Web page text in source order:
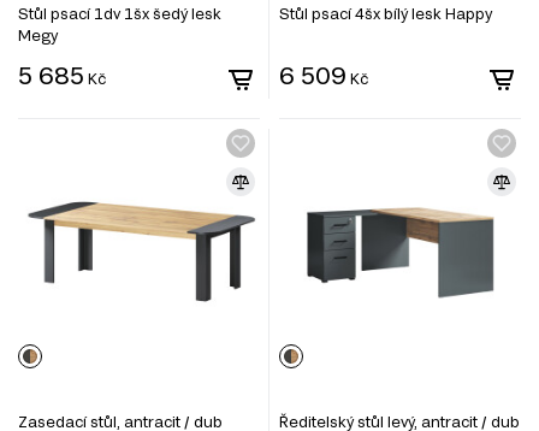
Stůl psací 1dv 1šx šedý lesk
Megy
5 685 Kč
Stůl psací 4šx bílý lesk Happy
6 509 Kč
Zasedací stůl, antracit / dub
Ředitelský stůl levý, antracit / dub